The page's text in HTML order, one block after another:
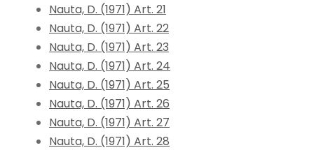
Nauta, D. (1971) Art. 21
Nauta, D. (1971) Art. 22
Nauta, D. (1971) Art. 23
Nauta, D. (1971) Art. 24
Nauta, D. (1971) Art. 25
Nauta, D. (1971) Art. 26
Nauta, D. (1971) Art. 27
Nauta, D. (1971) Art. 28